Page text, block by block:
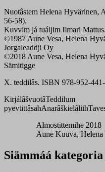
Nuotâstem Helena Hyvärinen,
56-58).
Kuvvim já tuáijim Ilmari Mattus.
©1987 Aune Vesa, Helena
Jorgaleaddji Oy
©2018 Aune Vesa, Helena
Sämitigge
X. teddilâs. ISBN 978-952-
KirjálâšvuotâTeddilum
pyevtittâsahAnarâškielâliih
Almostittemihe 2018
Aune Kuuva,
Siämmáá